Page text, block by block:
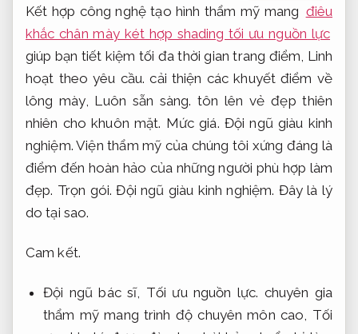
Kết hợp công nghệ tạo hình thẩm mỹ mang điêu
khắc chân mày két hợp shading tối ưu nguồn lực
giúp bạn tiết kiệm tối đa thời gian trang điểm, Linh
hoạt theo yêu cầu. cải thiện các khuyết điểm về
lông mày, Luôn sẵn sàng. tôn lên vẻ đẹp thiên
nhiên cho khuôn mặt. Mức giá. Đội ngũ giàu kinh
nghiệm. Viện thẩm mỹ của chúng tôi xứng đáng là
điểm đến hoàn hảo của những người phù hợp làm
đẹp. Trọn gói. Đội ngũ giàu kinh nghiệm. Đây là lý
do tại sao.
Cam kết.
Đội ngũ bác sĩ, Tối ưu nguồn lực. chuyên gia
thẩm mỹ mang trình độ chuyên môn cao, Tối